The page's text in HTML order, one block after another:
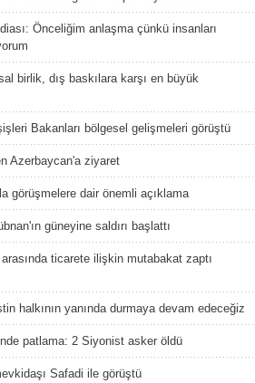
Önceliğim anlaşma çünkü insanları
birlik, dış baskılara karşı en büyük
Bakanları bölgesel gelişmeleri görüştü
Azerbaycan'a ziyaret
görüşmelere dair önemli açıklama
güneyine saldırı başlattı
ticarete ilişkin mutabakat zaptı
halkının yanında durmaya devam edeceğiz
patlama: 2 Siyonist asker öldü
Safadi ile görüştü